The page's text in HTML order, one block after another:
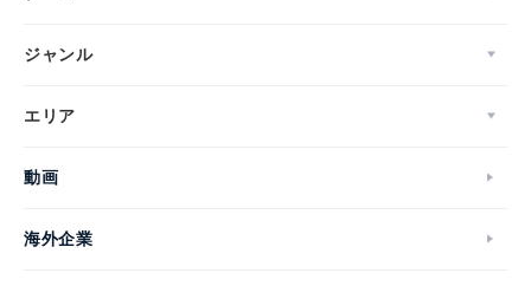
ジャンル
エリア
動画
海外企業